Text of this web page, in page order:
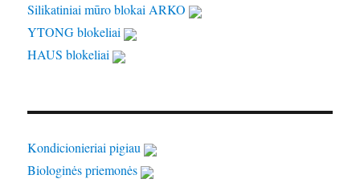
Silikatiniai mūro blokai ARKO
YTONG blokeliai
HAUS blokeliai
Kondicionieriai pigiau
Biologinės priemonės